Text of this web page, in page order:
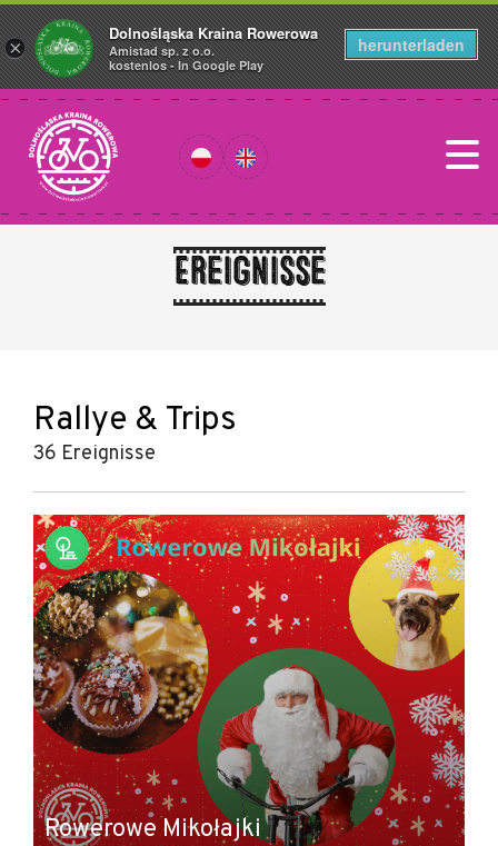
Ereignisse
Rallye & Trips
36 Ereignisse
Rowerowe Mikołajki
×
Dolnośląska Kraina Rowerowa
Amistad sp. z o.o.
kostenlos - In Google Play
herunterladen